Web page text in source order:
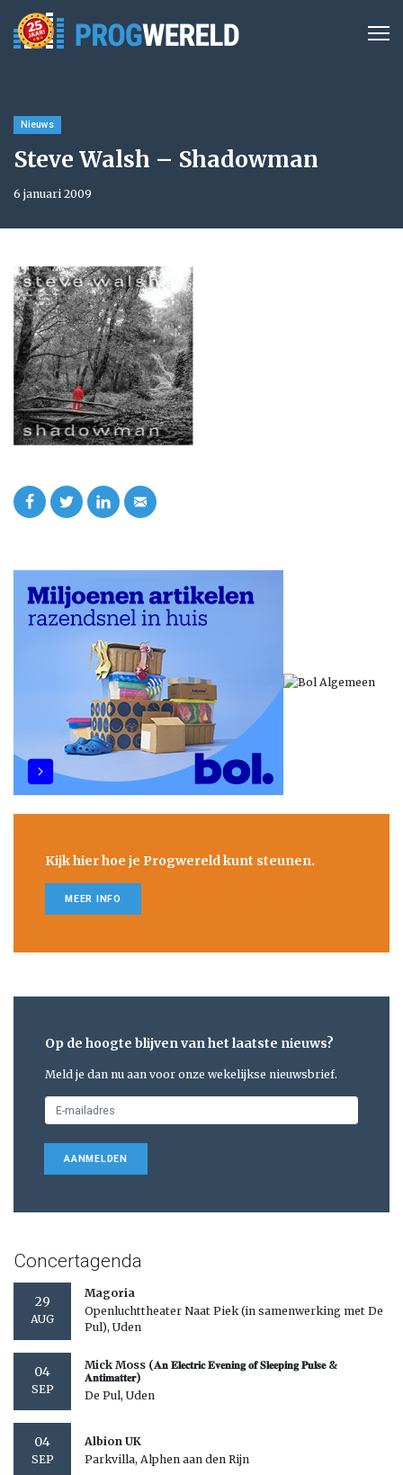
Nieuws
Steve Walsh – Shadowman
6 januari 2009
Kijk hier hoe je Progwereld kunt steunen.
MEER INFO
Op de hoogte blijven van het laatste nieuws?
Meld je dan nu aan voor onze wekelijkse nieuwsbrief.
AANMELDEN
Concertagenda
29
AUG
Magoria
Openluchttheater Naat Piek (in samenwerking met De
Pul), Uden
04
SEP
Mick Moss (𝐀𝐧 𝐄𝐥𝐞𝐜𝐭𝐫𝐢𝐜 𝐄𝐯𝐞𝐧𝐢𝐧𝐠 𝐨𝐟 𝐒𝐥𝐞𝐞𝐩𝐢𝐧𝐠 𝐏𝐮𝐥𝐬𝐞 &
𝐀𝐧𝐭𝐢𝐦𝐚𝐭𝐭𝐞𝐫)
De Pul, Uden
04
SEP
Albion UK
Parkvilla, Alphen aan den Rijn